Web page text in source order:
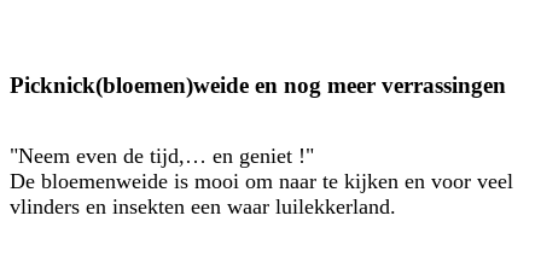
Picknick(bloemen)weide en nog meer verrassingen
"Neem even de tijd,… en geniet !"
De bloemenweide is mooi om naar te kijken en voor veel
vlinders en insekten een waar luilekkerland.